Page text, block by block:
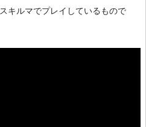
キルマでプレイしているもので